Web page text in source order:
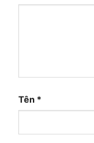
Tên *